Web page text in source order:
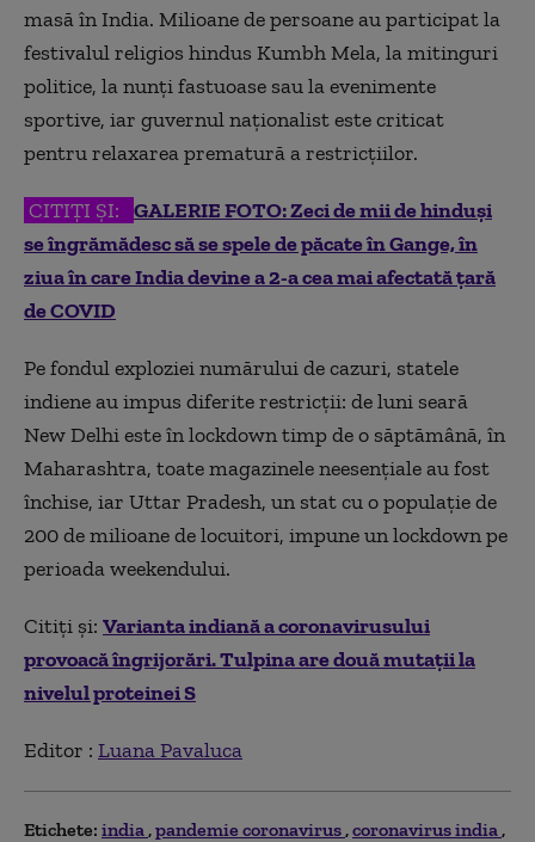
masă în India. Milioane de persoane au participat la
festivalul religios hindus Kumbh Mela, la mitinguri
politice, la nunţi fastuoase sau la evenimente
sportive, iar guvernul naționalist este criticat
pentru relaxarea prematură a restricțiilor.
CITIȚI ȘI: GALERIE FOTO: Zeci de mii de hinduși
se îngrămădesc să se spele de păcate în Gange, în
ziua în care India devine a 2-a cea mai afectată țară
de COVID
Pe fondul exploziei numărului de cazuri, statele
indiene au impus diferite restricţii: de luni seară
New Delhi este în lockdown timp de o săptămână, în
Maharashtra, toate magazinele neesenţiale au fost
închise, iar Uttar Pradesh, un stat cu o populaţie de
200 de milioane de locuitori, impune un lockdown pe
perioada weekendului.
Citiți și: Varianta indiană a coronavirusului
provoacă îngrijorări. Tulpina are două mutații la
nivelul proteinei S
Editor : Luana Pavaluca
Etichete: india pandemie coronavirus coronavirus india